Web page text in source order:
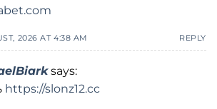
2026 AT 4:38 AM REPLY
says:
https://slonz12.cc